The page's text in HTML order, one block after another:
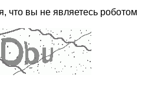
что вы не являетесь роботом